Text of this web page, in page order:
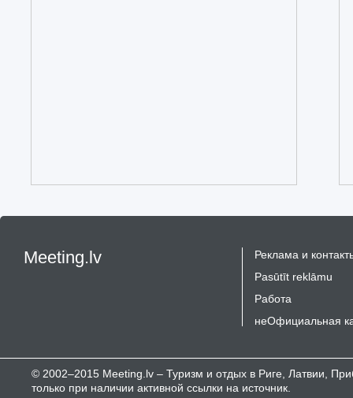
Meeting.lv
Реклама и
Pasūtīt reklāmu
Работа
неОфициальная
© 2002–2015 Meeting.lv – Туризм и отдых в Риге, Латвии,
только при наличии активной ссылки на источник.